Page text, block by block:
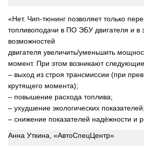
«Нет. Чип-тюнинг позволяет только
топливоподачи в ПО ЭБУ двигателя и в
возможностей
двигателя увеличить/уменьшить
момент. При этом возникают
– выход из строя трансмиссии (при
крутящего момента);
– повышение расхода топлива;
– ухудшение экологических показателей;
– снижение показателей надёжности и
Анна Уткина, «АвтоСпецЦентр»